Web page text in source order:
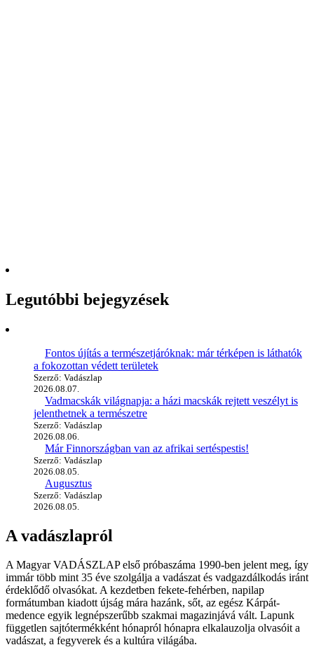
Legutóbbi bejegyzések
Fontos újítás a természetjáróknak: már térképen is láthatók
a fokozottan védett területek
Szerző: Vadászlap
2026.08.07.
Vadmacskák világnapja: a házi macskák rejtett veszélyt is
jelenthetnek a természetre
Szerző: Vadászlap
2026.08.06.
Már Finnországban van az afrikai sertéspestis!
Szerző: Vadászlap
2026.08.05.
Augusztus
Szerző: Vadászlap
2026.08.05.
A vadászlapról
A Magyar VADÁSZLAP első próbaszáma 1990-ben jelent meg, így
immár több mint 35 éve szolgálja a vadászat és vadgazdálkodás iránt
érdeklődő olvasókat. A kezdetben fekete-fehérben, napilap
formátumban kiadott újság mára hazánk, sőt, az egész Kárpát-
medence egyik legnépszerűbb szakmai magazinjává vált. Lapunk
független sajtótermékként hónapról hónapra elkalauzolja olvasóit a
vadászat, a fegyverek és a kultúra világába.